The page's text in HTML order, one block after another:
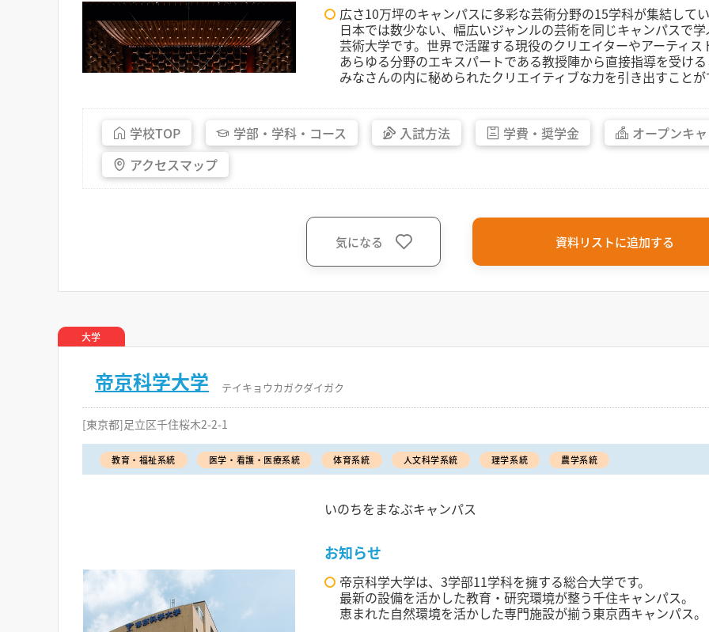
広さ10万坪のキャンパスに多彩な芸術分野の15学科が集結して
日本では数少ない、幅広いジャンルの芸術を同じキャンパスで
芸術大学です。世界で活躍する現役のクリエイターやアーティス
あらゆる分野のエキスパートである教授陣から直接指導を受ける
みなさんの内に秘められたクリエイティブな力を引き出すことが
学校TOP 学部・ 学科・ コース 入試方法 学費・ 奨学金 オープンキ
アクセスマップ
気になる 資料リストに追加する
大学
帝京科学大学 テイキョウカガクダイガク
[東京都]足立区千住桜木2-2-1
教育・福祉系統 医学・看護・医療系統 体育系統 人文科学系統 理学系統 農学系統
いのちをまなぶキャンパス
お知らせ
帝京科学大学は、3学部11学科を擁する総合大学です。
最新の設備を活かした教育・研究環境が整う千住キャンパス。
恵まれた自然環境を活かした専門施設が揃う東京西キャンパス。